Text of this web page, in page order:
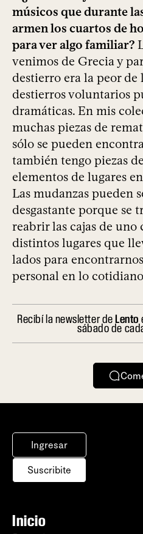
músicos que durante
armen los cuartos de
para ver algo familiar?
venimos de Grecia y
destierro era la peor de
destierros voluntarios
dramáticas. En mis
muchas piezas de
sólo se pueden
también tengo piezas
elementos de lugares
Las mudanzas pueden
desgastante porque se
reabrir las cajas de uno
distintos lugares que
lados para
personal en lo
Recibí la newsletter deLento
sábado de
Ingresar
Suscribite
Inicio